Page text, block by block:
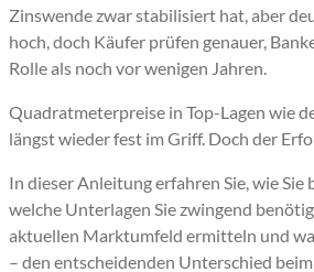
Zinswende zwar stabilisiert hat, aber
hoch, doch Käufer prüfen genauer,
Rolle als noch vor wenigen Jahren.
Quadratmeterpreise in Top-Lagen wie
längst wieder fest im Griff. Doch der
In dieser Anleitung erfahren Sie, wie
welche Unterlagen Sie zwingend
aktuellen Marktumfeld ermitteln und
– den entscheidenden Unterschied